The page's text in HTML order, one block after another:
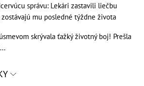
správu: Lekári zastavili liečbu
mu posledné týždne života
skrývala ťažký životný boj! Prešla